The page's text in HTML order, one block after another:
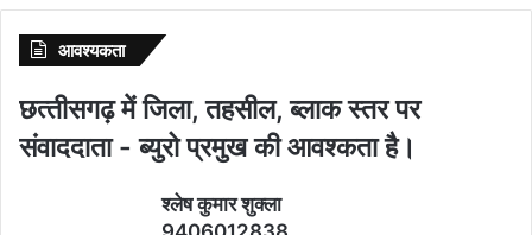
आवश्‍यकता
छत्‍तीसगढ़ में जिला, तहसील, ब्‍लाक स्‍तर पर
संवाददाता - ब्‍युरो प्रमुख की आवश्‍कता है।
श्‍लेष कुमार शुक्‍ला